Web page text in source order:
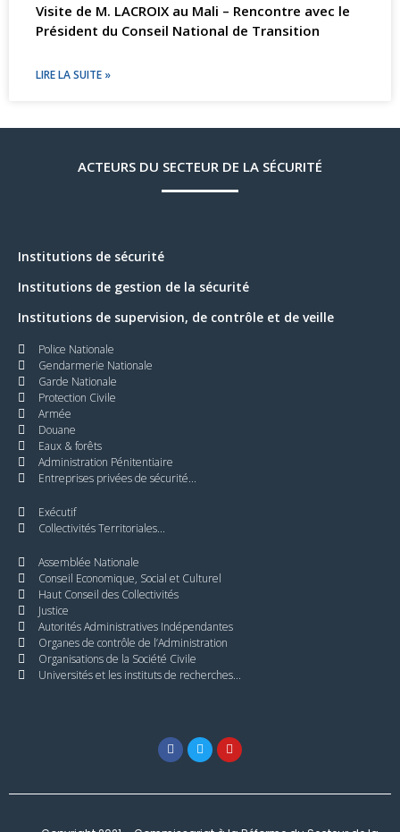
Visite de M. LACROIX au Mali – Rencontre avec le
Président du Conseil National de Transition
LIRE LA SUITE »
ACTEURS DU SECTEUR DE LA SÉCURITÉ
Institutions de sécurité
Institutions de gestion de la sécurité
Institutions de supervision, de contrôle et de veille
Police Nationale
Gendarmerie Nationale
Garde Nationale
Protection Civile
Armée
Douane
Eaux & forêts
Administration Pénitentiaire
Entreprises privées de sécurité...
Exécutif
Collectivités Territoriales...
Assemblée Nationale
Conseil Economique, Social et Culturel
Haut Conseil des Collectivités
Justice
Autorités Administratives Indépendantes
Organes de contrôle de l’Administration
Organisations de la Société Civile
Universités et les instituts de recherches...